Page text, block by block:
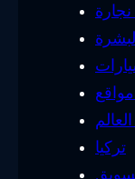
تركيا